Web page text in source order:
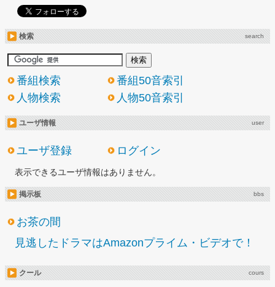
検索 search
番組検索
番組50音索引
人物検索
人物50音索引
ユーザ情報 user
ユーザ登録 ログイン
表示できるユーザ情報はありません。
掲示板 bbs
お茶の間
見逃したドラマはAmazonプライム・ビデオで！
クール cours